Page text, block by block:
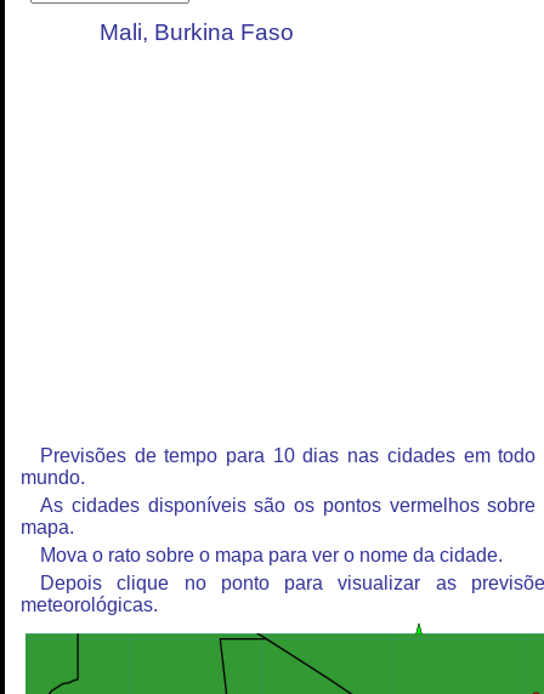
Mali, Burkina Faso
Previsões de tempo para 10 dias nas cidades em todo
mundo.
As cidades disponíveis são os pontos vermelhos sobre
mapa.
Mova o rato sobre o mapa para ver o nome da cidade.
Depois clique no ponto para visualizar as
meteorológicas.